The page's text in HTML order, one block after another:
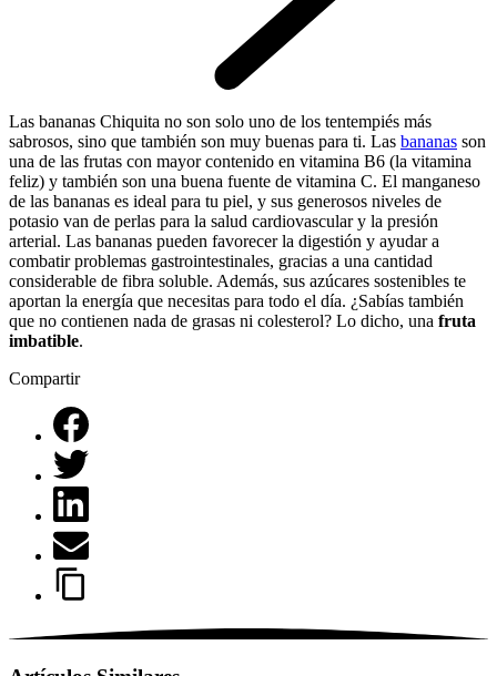
Las bananas Chiquita no son solo uno de los tentempiés más
sabrosos, sino que también son muy buenas para ti. Las bananas son
una de las frutas con mayor contenido en vitamina B6 (la vitamina
feliz) y también son una buena fuente de vitamina C. El manganeso
de las bananas es ideal para tu piel, y sus generosos niveles de
potasio van de perlas para la salud cardiovascular y la presión
arterial. Las bananas pueden favorecer la digestión y ayudar a
combatir problemas gastrointestinales, gracias a una cantidad
considerable de fibra soluble. Además, sus azúcares sostenibles te
aportan la energía que necesitas para todo el día. ¿Sabías también
que no contienen nada de grasas ni colesterol? Lo dicho, una fruta
imbatible.
Compartir